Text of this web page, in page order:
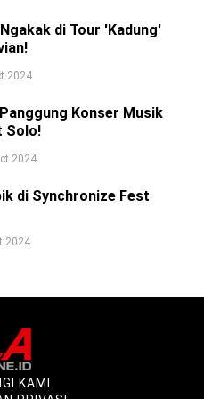
di Tour 'Kadung'
2024
Konser Musik
Solo!
2024
di Synchronize Fest
2024
KAMI